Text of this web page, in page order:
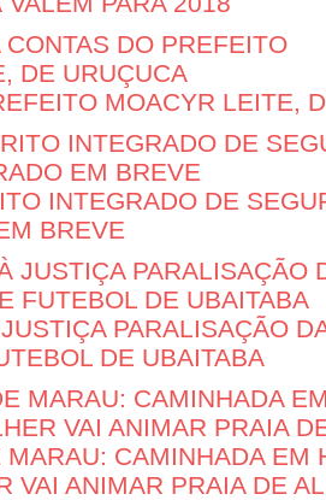
MOACYR LEITE,
INTEGRADO DE
BREVE
PARALISAÇÃO
DE UBAITABA
MARAU: CAMINHADA EM
VAI ANIMAR PRAIA DE